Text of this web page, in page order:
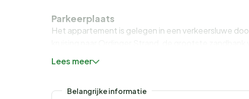
Parkeerplaats
Het appartement is gelegen in een verkeersluwe
nodigen u uit om te ontspannen en de restaurants op
breed fijn zandstrand gecombineerd met de geur
Lees meer
Belangrijke informatie